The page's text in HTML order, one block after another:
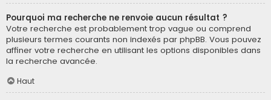
Pourquoi ma recherche ne renvoie aucun résultat ?
Votre recherche est probablement trop vague ou comprend
plusieurs termes courants non indexés par phpBB. Vous pouvez
affiner votre recherche en utilisant les options disponibles dans
la recherche avancée.
Haut